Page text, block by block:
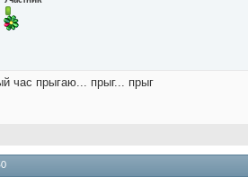
час прыгаю... прыг... прыг